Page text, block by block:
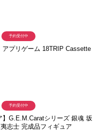
アプリゲーム 18TRIP Cassette
予約受付中
】G.E.M.Caratシリーズ 銀魂 坂
志士 完成品フィギュア
予約受付中